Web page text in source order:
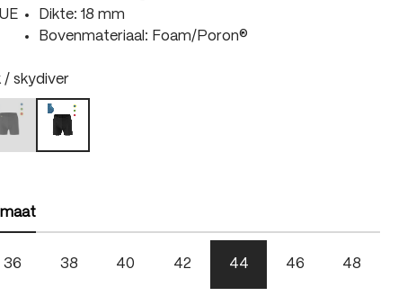
Dikte: 18 mm
Bovenmateriaal: Foam/Poron®
/ skydiver
green
is momenteel niet beschikbaar.)
black / fire
(Deze optie is momenteel niet beschikbaar.)
black / skydiver
36 38 40 42 44 46 48